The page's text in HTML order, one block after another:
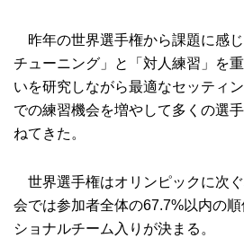
昨年の世界選手権から課題に感
チューニング」と「対人練習」を
いを研究しながら最適なセッティ
での練習機会を増やして多くの選
ねてきた。
世界選手権はオリンピックに次
会では参加者全体の67.7%以内の
ショナルチーム入りが決まる。